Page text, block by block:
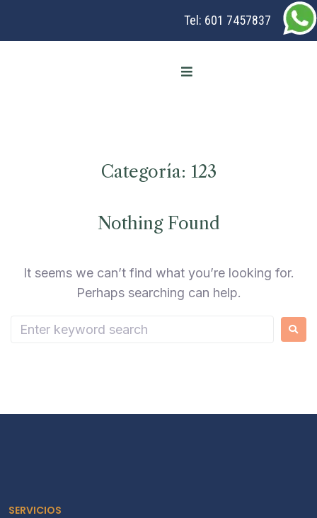
Tel: 601 7457837
Categoría: 123
Nothing Found
It seems we can’t find what you’re looking for.
Perhaps searching can help.
SERVICIOS